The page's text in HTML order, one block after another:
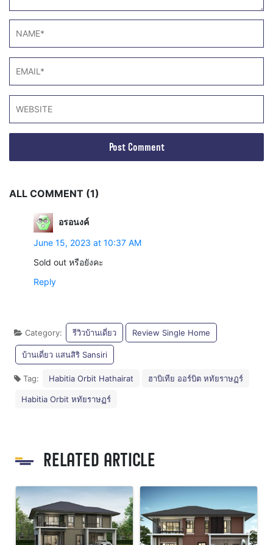
ALL COMMENT (1)
อรอนงค์
June 15, 2023 at 10:37 AM
Sold out หรือยังคะ
Reply
Category: รีวิวบ้านเดี่ยว Review Single Home
บ้านเดี่ยว แสนสิริ Sansiri
Tag: Habitia Orbit Hathairat ฮาบิเทีย ออร์บิต หทัยราษฏร์
Habitia Orbit หทัยราษฏร์
RELATED ARTICLE